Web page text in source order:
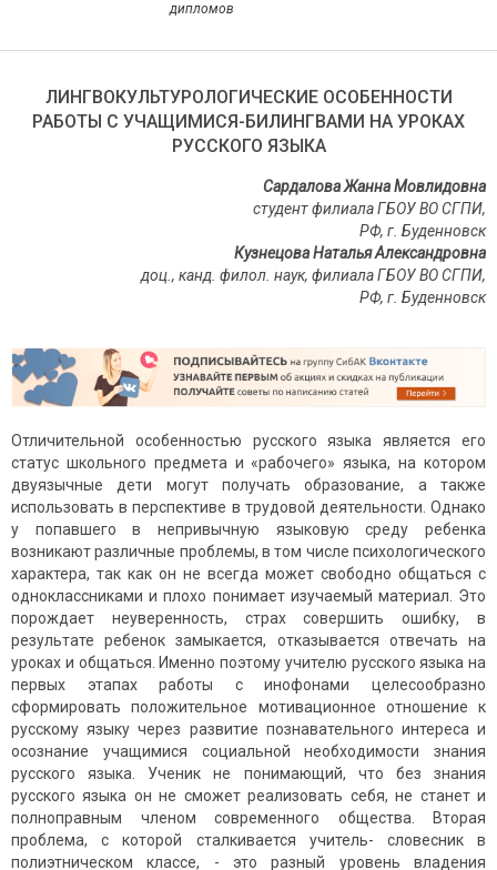
дипломов
ЛИНГВОКУЛЬТУРОЛОГИЧЕСКИЕ ОСОБЕННОСТИ
РАБОТЫ С УЧАЩИМИСЯ-БИЛИНГВАМИ НА УРОКАХ
РУССКОГО ЯЗЫКА
Сардалова Жанна Мовлидовна
студент филиала ГБОУ ВО СГПИ,
РФ, г. Буденновск
Кузнецова Наталья Александровна
доц., канд. филол. наук, филиала ГБОУ ВО СГПИ,
РФ, г. Буденновск
Отличительной особенностью русского языка является его
статус школьного предмета и «рабочего» языка, на котором
двуязычные дети могут получать образование, а также
использовать в перспективе в трудовой деятельности. Однако
у попавшего в непривычную языковую среду ребенка
возникают различные проблемы, в том числе психологического
характера, так как он не всегда может свободно общаться с
одноклассниками и плохо понимает изучаемый материал. Это
порождает неуверенность, страх совершить ошибку, в
результате ребенок замыкается, отказывается отвечать на
уроках и общаться. Именно поэтому учителю русского языка на
первых этапах работы с инофонами целесообразно
сформировать положительное мотивационное отношение к
русскому языку через развитие познавательного интереса и
осознание учащимися социальной необходимости знания
русского языка. Ученик не понимающий, что без знания
русского языка он не сможет реализовать себя, не станет и
полноправным членом современного общества. Вторая
проблема, с которой сталкивается учитель- словесник в
полиэтническом классе, - это разный уровень владения